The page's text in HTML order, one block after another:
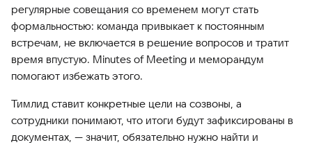
регулярные совещания со временем могут стать
формальностью: команда привыкает к постоянным
встречам, не включается в решение вопросов и тратит
время впустую. Minutes of Meeting и меморандум
помогают избежать этого.
Тимлид ставит конкретные цели на созвоны, а
сотрудники понимают, что итоги будут зафиксированы в
документах, — значит, обязательно нужно найти и